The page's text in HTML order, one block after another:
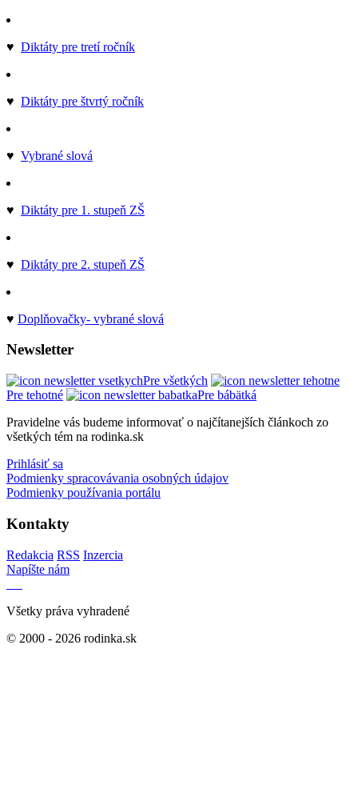
♥ Diktáty pre tretí ročník
♥ Diktáty pre štvrtý ročník
♥ Vybrané slová
♥ Diktáty pre 1. stupeň ZŠ
♥ Diktáty pre 2. stupeň ZŠ
♥ Doplňovačky- vybrané slová
Newsletter
Pre všetkých
Pre tehotné
Pre bábätká
Pravidelne vás budeme informovať o najčítanejších článkoch zo
všetkých tém na rodinka.sk
Prihlásiť sa
Podmienky spracovávania osobných údajov
Podmienky používania portálu
Kontakty
Redakcia RSS Inzercia
Napíšte nám
Všetky práva vyhradené
© 2000 - 2026 rodinka.sk